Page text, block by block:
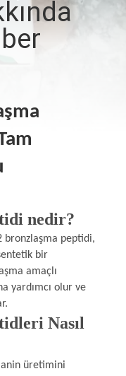
nedir?
bronzlaşma peptidi,
bir
amaçlı
yardımcı olur ve
Nasıl
üretimini